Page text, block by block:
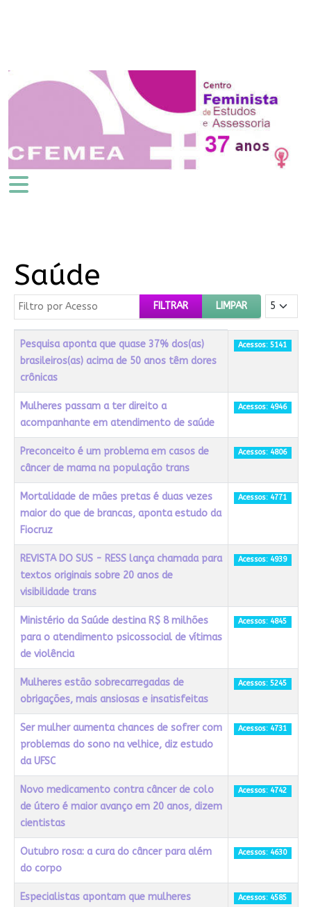
Saúde
Filtro por Acesso FILTRAR LIMPAR Mostrar #
Título Acessos
Pesquisa aponta que quase 37% dos(as)
brasileiros(as) acima de 50 anos têm dores
crônicas
Acessos: 5141
Mulheres passam a ter direito a
acompanhante em atendimento de saúde
Acessos: 4946
Preconceito é um problema em casos de
câncer de mama na população trans
Acessos: 4806
Mortalidade de mães pretas é duas vezes
maior do que de brancas, aponta estudo da
Fiocruz
Acessos: 4771
REVISTA DO SUS - RESS lança chamada para
textos originais sobre 20 anos de
visibilidade trans
Acessos: 4939
Ministério da Saúde destina R$ 8 milhões
para o atendimento psicossocial de vítimas
de violência
Acessos: 4845
Mulheres estão sobrecarregadas de
obrigações, mais ansiosas e insatisfeitas
Acessos: 5245
Ser mulher aumenta chances de sofrer com
problemas do sono na velhice, diz estudo
da UFSC
Acessos: 4731
Novo medicamento contra câncer de colo
de útero é maior avanço em 20 anos, dizem
cientistas
Acessos: 4742
Outubro rosa: a cura do câncer para além
do corpo
Acessos: 4630
Especialistas apontam que mulheres
Acessos: 4585